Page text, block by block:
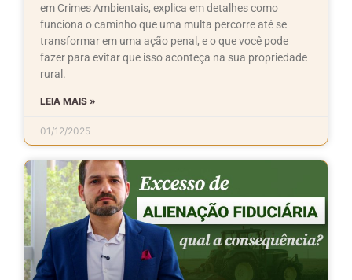
em Crimes Ambientais, explica em detalhes como
funciona o caminho que uma multa percorre até se
transformar em uma ação penal, e o que você pode
fazer para evitar que isso aconteça na sua propriedade
rural.
LEIA MAIS »
01/12/2025